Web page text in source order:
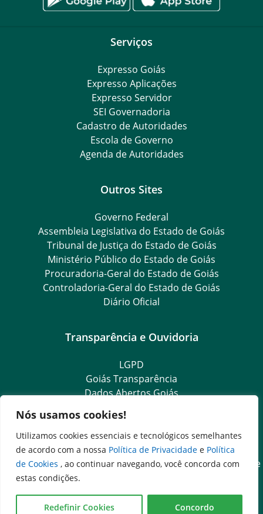
Nós usamos cookies!
Utilizamos cookies essenciais e tecnológicos semelhantes
de acordo com a nossa Política de Privacidade e Política
de Cookies , ao continuar navegando, você concorda com
estas condições.
Redefinir Cookies Concordo
Serviços
Expresso Goiás
Expresso Aplicações
Expresso Servidor
SEI Governadoria
Cadastro de Autoridades
Escola de Governo
Agenda de Autoridades
Outros Sites
Governo Federal
Assembleia Legislativa do Estado de Goiás
Tribunal de Justiça do Estado de Goiás
Ministério Público do Estado de Goiás
Procuradoria-Geral do Estado de Goiás
Controladoria-Geral do Estado de Goiás
Diário Oficial
Transparência e Ouvidoria
LGPD
Goiás Transparência
Dados Abertos Goiás
Ouvidoria Geral
SIC – Serviço de Informação ao Cidadão
e-SIC – Serviço Eletrônico de Informação ao Cidadão
Acesso às Informações das Organizações Sociais de Saúde
Ouvidoria Setorial (Expresso)
Ouvidoria Setorial (Presencial)